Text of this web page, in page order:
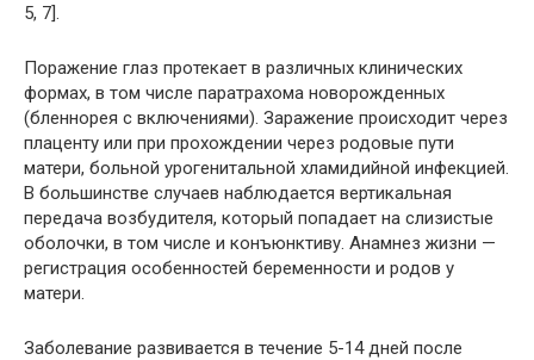
5, 7].
Поражение глаз протекает в различных клинических
формах, в том числе паратрахома новорожденных
(бленнорея с включениями). Заражение происходит через
плаценту или при прохождении через родовые пути
матери, больной урогенитальной хламидийной инфекцией.
В большинстве случаев наблюдается вертикальная
передача возбудителя, который попадает на слизистые
оболочки, в том числе и конъюнктиву. Анамнез жизни —
регистрация особенностей беременности и родов у
матери.
Заболевание развивается в течение 5-14 дней после